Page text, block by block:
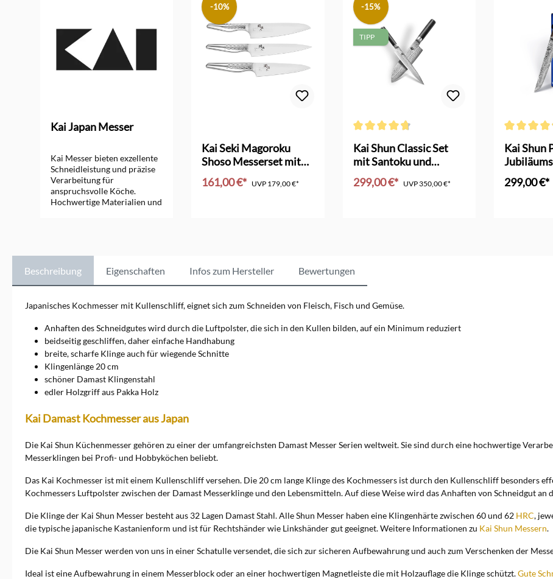
Kai Japan Messer
Kai Messer bieten exzellente
Schneidleistung und präzise
Verarbeitung für
anspruchsvolle Köche.
Hochwertige Materialien und
-10%
Kai Seki Magoroku
Shoso Messerset mit
Kochmesser
161,00 €* UVP 179,00 €*
-15%
TIPP
Kai Shun Classic Set
mit Santoku und
Allzweckmesser
299,00 €* UVP350,00 €*
Kai Shun
ltd. Edition
299,00 €*
Beschreibung Eigenschaften Infos zum Hersteller Bewertungen
Japanisches Kochmesser mit Kullenschliff, eignet sich zum Schneiden von Fleisch, Fisch und Gemüse.
Anhaften des Schneidgutes wird durch die Luftpolster, die sich in den Kullen bilden, auf ein Minimum reduziert
beidseitig geschliffen, daher einfache Handhabung
breite, scharfe Klinge auch für wiegende Schnitte
Klingenlänge 20 cm
schöner Damast Klingenstahl
edler Holzgriff aus Pakka Holz
Kai Damast Kochmesser aus Japan
Die Kai Shun Küchenmesser gehören zu einer der umfangreichsten Damast Messer Serien weltweit. Sie sind durch eine hochwertige
Messerklingen bei Profi- und Hobbyköchen beliebt.
Das Kai Kochmesser ist mit einem Kullenschliff versehen. Die 20 cm lange Klinge des Kochmessers ist durch den Kullenschliff besonders
Kochmessers Luftpolster zwischen der Damast Messerklinge und den Lebensmitteln. Auf diese Weise wird das Anhaften von Schneidgut
Die Klinge der Kai Shun Messer besteht aus 32 Lagen Damast Stahl. Alle Shun Messer haben eine Klingenhärte zwischen 60 und 62 HRC,
die typische japanische Kastanienform und ist für Rechtshänder wie Linkshänder gut geeignet. Weitere Informationen zu Kai Shun Messern.
Die Kai Shun Messer werden von uns in einer Schatulle versendet, die sich zur sicheren Aufbewahrung und auch zum Verschenken der
Ideal ist eine Aufbewahrung in einem Messerblock oder an einer hochwertigen Magnetleiste die mit Holzauflage die Klinge schützt.Gute